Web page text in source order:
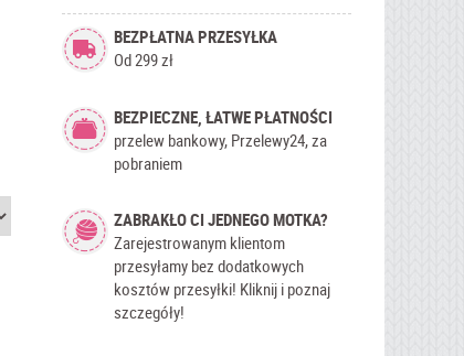
BEZPŁATNA PRZESYŁKA
Od 299 zł
BEZPIECZNE, ŁATWE PŁATNOŚCI
przelew bankowy, Przelewy24, za
pobraniem
ZABRAKŁO CI JEDNEGO MOTKA?
Zarejestrowanym klientom
przesyłamy bez dodatkowych
kosztów przesyłki! Kliknij i poznaj
szczegóły!